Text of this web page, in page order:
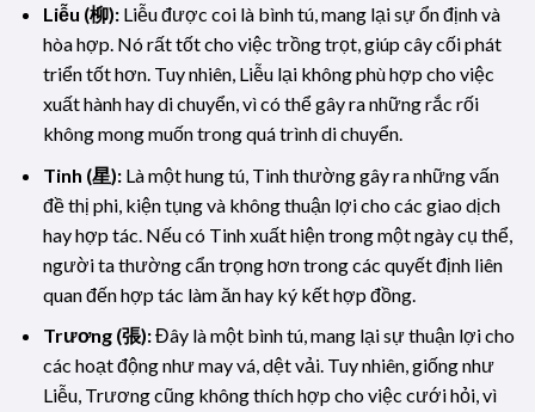
Liễu (柳):Liễu được coi là bình tú, mang lại sự ổn định và
hòa hợp. Nó rất tốt cho việc trồng trọt, giúp cây cối phát
triển tốt hơn. Tuy nhiên, Liễu lại không phù hợp cho việc
xuất hành hay di chuyển, vì có thể gây ra những rắc rối
không mong muốn trong quá trình di chuyển.
Tinh (星):Là một hung tú, Tinh thường gây ra những vấn
đề thị phi, kiện tụng và không thuận lợi cho các giao dịch
hay hợp tác. Nếu có Tinh xuất hiện trong một ngày cụ thể,
người ta thường cẩn trọng hơn trong các quyết định liên
quan đến hợp tác làm ăn hay ký kết hợp đồng.
Trương (張):Đây là một bình tú, mang lại sự thuận lợi cho
các hoạt động như may vá, dệt vải. Tuy nhiên, giống như
Liễu, Trương cũng không thích hợp cho việc cưới hỏi, vì